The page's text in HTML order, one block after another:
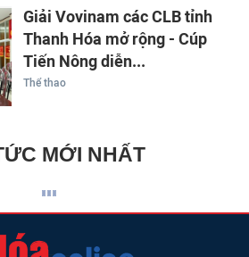
Giải Vovinam các CLB tỉnh
Thanh Hóa mở rộng - Cúp
Tiến Nông diễn...
Thể thao
MỚI NHẤT